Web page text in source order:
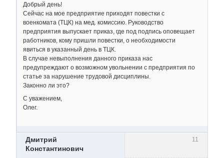
Добрый день!
Сейчас на мое предприятие приходят повестки с
военкомата (ТЦК) на мед. комиссию. Руководство
предприятия выпускает приказ, где под подпись оповещает
работников, кому пришли повестки, о необходимости
явиться в указанный день в ТЦК.
В случае невыполнения данного приказа нас
предупреждают о возможном увольнении с предприятия по
статье за нарушение трудовой дисциплины.
Законно ли это?
С уважением,
Олег.
11
Дмитрий
Константинович